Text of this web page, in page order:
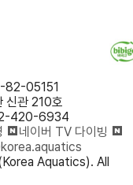
82-05151
신관 210호
420-6934
네이버 TV 다이빙
Aquatics). All